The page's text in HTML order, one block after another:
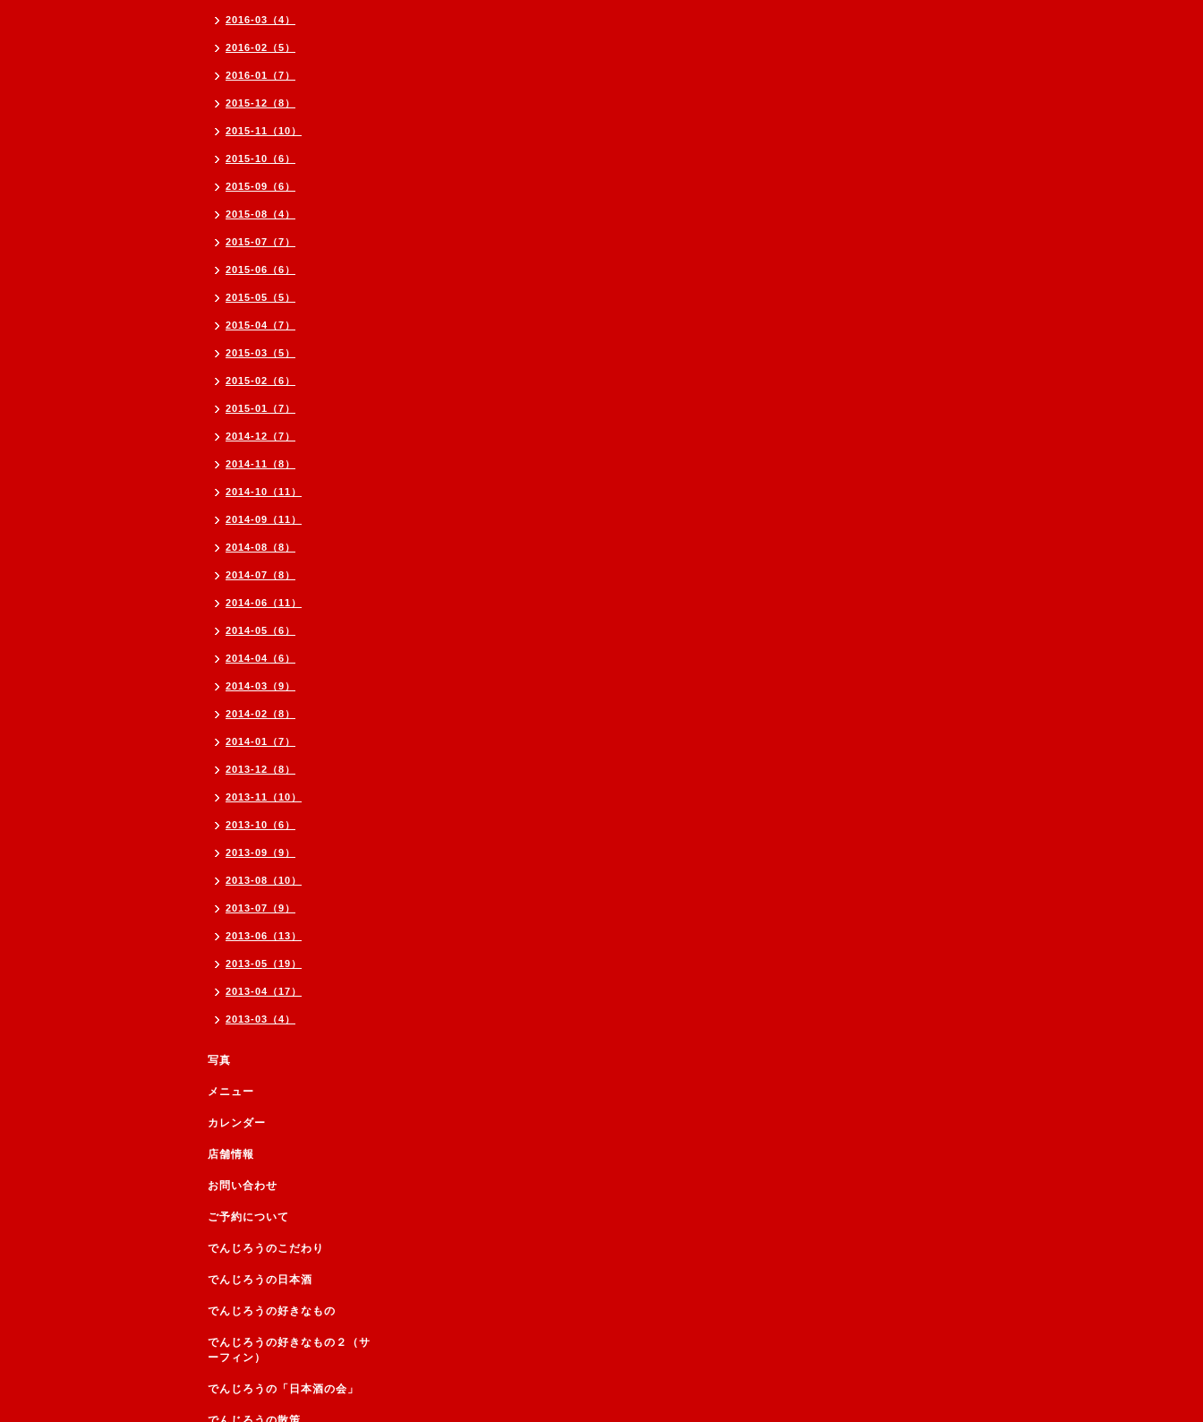
2016-03（4）
2016-02（5）
2016-01（7）
2015-12（8）
2015-11（10）
2015-10（6）
2015-09（6）
2015-08（4）
2015-07（7）
2015-06（6）
2015-05（5）
2015-04（7）
2015-03（5）
2015-02（6）
2015-01（7）
2014-12（7）
2014-11（8）
2014-10（11）
2014-09（11）
2014-08（8）
2014-07（8）
2014-06（11）
2014-05（6）
2014-04（6）
2014-03（9）
2014-02（8）
2014-01（7）
2013-12（8）
2013-11（10）
2013-10（6）
2013-09（9）
2013-08（10）
2013-07（9）
2013-06（13）
2013-05（19）
2013-04（17）
2013-03（4）
写真
メニュー
カレンダー
店舗情報
お問い合わせ
ご予約について
でんじろうのこだわり
でんじろうの日本酒
でんじろうの好きなもの
でんじろうの好きなもの２（サ
ーフィン）
でんじろうの「日本酒の会」